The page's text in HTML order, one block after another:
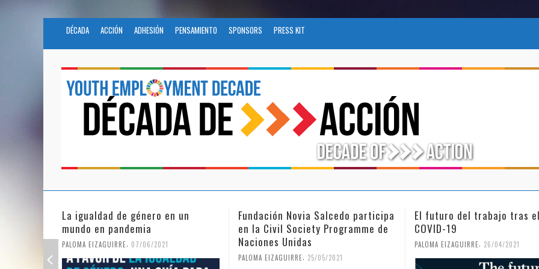
DÉCADA ACCIÓN ADHESIÓN PENSAMIENTO SPONSORS PRESS KIT
Fundación Novia Salcedo participa
en la Civil Society Programme de
Naciones Unidas
PALOMA EIZAGUIRRE, 25/05/2021
El futuro del trabajo tras el
COVID-19
PALOMA EIZAGUIRRE
Día Internacional de la
Niña en la Ciencia
PALOMA EIZAGUIRRE, 18/02/2021